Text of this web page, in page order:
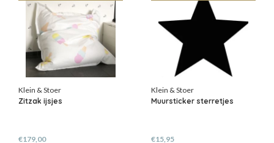
Klein & Stoer
Zitzak ijsjes
€179,00
Klein & Stoer
Muursticker sterretjes
€15,95